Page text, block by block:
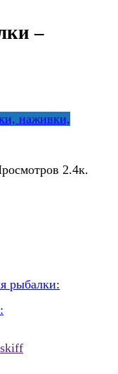
–
наживки,
2.4к.
рыбалки: